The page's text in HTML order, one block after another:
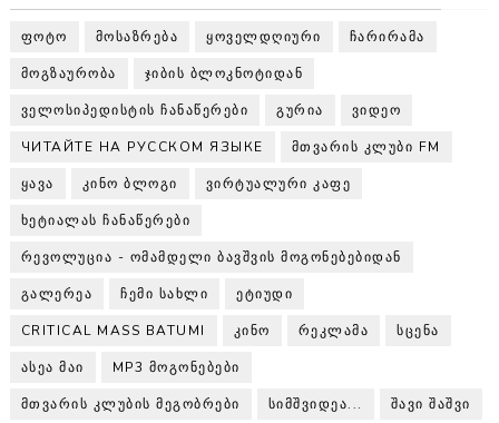
ᲤᲝᲢᲝ ᲛᲝᲡᲐᲖᲠᲔᲑᲐ ᲧᲝᲕᲔᲚᲓᲦᲘᲣᲠᲘ ᲩᲐᲠᲘᲠᲐᲛᲐ
ᲛᲝᲒᲖᲐᲣᲠᲝᲑᲐ ᲯᲘᲑᲘᲡ ᲑᲚᲝᲙᲜᲝᲢᲘᲓᲐᲜ
ᲕᲔᲚᲝᲡᲘᲞᲔᲓᲘᲡᲢᲘᲡ ᲩᲐᲜᲐᲬᲔᲠᲔᲑᲘ ᲒᲣᲠᲘᲐ ᲕᲘᲓᲔᲝ
ЧИТАЙТЕ НА РУССКОМ ЯЗЫКЕ ᲛᲗᲕᲐᲠᲘᲡ ᲙᲚᲣᲑᲘ FM
ᲧᲐᲕᲐ ᲙᲘᲜᲝ ᲑᲚᲝᲒᲘ ᲕᲘᲠᲢᲣᲐᲚᲣᲠᲘ ᲙᲐᲤᲔ
ᲮᲔᲢᲘᲐᲚᲐᲡ ᲩᲐᲜᲐᲬᲔᲠᲔᲑᲘ
ᲠᲔᲕᲝᲚᲣᲪᲘᲐ - ᲝᲛᲐᲛᲓᲔᲚᲘ ᲑᲐᲕᲨᲕᲘᲡ ᲛᲝᲒᲝᲜᲔᲑᲔᲑᲘᲓᲐᲜ
ᲒᲐᲚᲔᲠᲔᲐ ᲩᲔᲛᲘ ᲡᲐᲮᲚᲘ ᲔᲢᲘᲣᲓᲘ
CRITICAL MASS BATUMI ᲙᲘᲜᲝ ᲠᲔᲙᲚᲐᲛᲐ ᲡᲪᲔᲜᲐ
ᲐᲡᲔᲐ ᲛᲐᲘ MP3 ᲛᲝᲒᲝᲜᲔᲑᲔᲑᲘ
ᲛᲗᲕᲐᲠᲘᲡ ᲙᲚᲣᲑᲘᲡ ᲛᲔᲒᲝᲑᲠᲔᲑᲘ ᲡᲘᲛᲨᲕᲘᲓᲔᲐ... ᲨᲐᲕᲘ ᲨᲐᲨᲕᲘ